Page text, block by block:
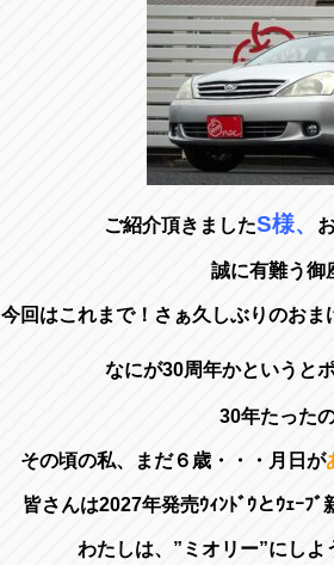
ご紹介頂きましたS様、
誠に有難う御
今回はこれまで！さぁ久しぶりのおま
なにが30周年かというと
30年たった
その頃の私、まだ６歳・・・月日が
皆さんは2027年発売ｳｨﾝﾄﾞｳとｳｪｰﾌ
わたしは、”ミオリー”にしよ